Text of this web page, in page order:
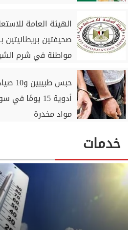
الهيئة العامة
صحيفتين
مواطنة في شرم
حبس
أدوية 15
مواد مخدرة
خدمات